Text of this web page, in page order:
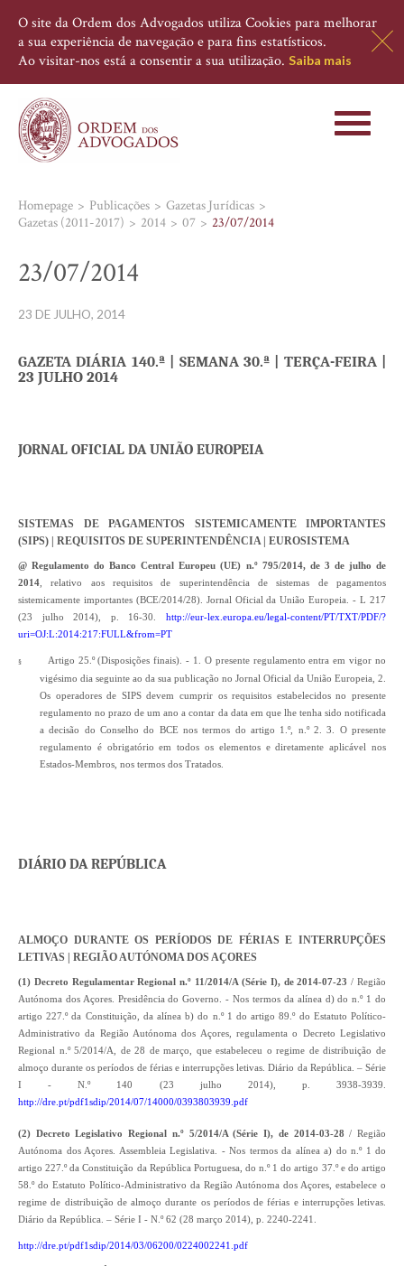
O site da Ordem dos Advogados utiliza Cookies para melhorar
a sua experiência de navegação e para fins estatísticos.
Ao visitar-nos está a consentir a sua utilização. Saiba mais
Toggle
Homepage Publicações
Gazetas Jurídicas
Gazetas (2011-2017)
2014 07 23/07/2014
23/07/2014
23 DE JULHO, 2014
GAZETA DIÁRIA 140.ª | SEMANA 30.ª | TERÇA-FEIRA|
23 JULHO 2014
JORNAL OFICIAL DA UNIÃO EUROPEIA
SISTEMAS DE PAGAMENTOS SISTEMICAMENTE IMPORTANTES
(SIPS) | REQUISITOS DE SUPERINTENDÊNCIA | EUROSISTEMA
@ Regulamento do Banco Central Europeu (UE) n.º 795/2014, de 3 de julho de
2014 , relativo aos requisitos de superintendência de sistemas de pagamentos
sistemicamente importantes (BCE/2014/28). Jornal Oficial da União Europeia. - L 217
(23 julho 2014), p. 16-30. http://eur-lex.europa.eu/legal-content/PT/TXT/PDF/?
uri=OJ:L:2014:217:FULL&from=PT
§
Artigo 25.º (Disposições finais). - 1. O presente regulamento entra em vigor no
vigésimo dia seguinte ao da sua publicação no Jornal Oficial da União Europeia, 2.
Os operadores de SIPS devem cumprir os requisitos estabelecidos no presente
regulamento no prazo de um ano a contar da data em que lhe tenha sido notificada
a decisão do Conselho do BCE nos termos do artigo 1.º, n.º 2. 3. O presente
regulamento é obrigatório em todos os elementos e diretamente aplicável nos
Estados-Membros, nos termos dos Tratados.
DIÁRIO DA REPÚBLICA
ALMOÇO DURANTE OS PERÍODOS DE FÉRIAS E INTERRUPÇÕES
LETIVAS | REGIÃO AUTÓNOMA DOS AÇORES
(1) Decreto Regulamentar Regional n.º 11/2014/A (Série I), de 2014-07-23 / Região
Autónoma dos Açores. Presidência do Governo. - Nos termos da alínea d) do n.º 1 do
artigo 227.º da Constituição, da alínea b) do n.º 1 do artigo 89.º do Estatuto Político-
Administrativo da Região Autónoma dos Açores, regulamenta o Decreto Legislativo
Regional n.º 5/2014/A, de 28 de março, que estabeleceu o regime de distribuição de
almoço durante os períodos de férias e interrupções letivas. Diário da República. – Série
I - N.º 140 (23 julho 2014), p. 3938-3939.
http://dre.pt/pdf1sdip/2014/07/14000/0393803939.pdf
(2) Decreto Legislativo Regional n.º 5/2014/A (Série I), de 2014-03-28 / Região
Autónoma dos Açores. Assembleia Legislativa. - Nos termos da alínea a) do n.º 1 do
artigo 227.º da Constituição da República Portuguesa, do n.º 1 do artigo 37.º e do artigo
58.º do Estatuto Político-Administrativo da Região Autónoma dos Açores, estabelece o
regime de distribuição de almoço durante os períodos de férias e interrupções letivas.
Diário da República. – Série I - N.º 62 (28 março 2014), p. 2240-2241.
http://dre.pt/pdf1sdip/2014/03/06200/0224002241.pdf